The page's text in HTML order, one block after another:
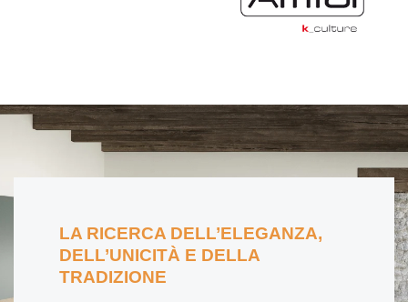
LA RICERCA DELL’ELEGANZA,
DELL’UNICITÀ E DELLA
TRADIZIONE